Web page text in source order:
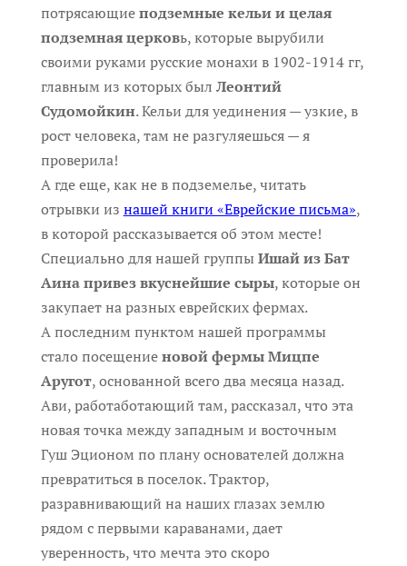
потрясающиеподземные кельи и целая
подземная церковь, которые вырубили
своими руками русские монахи в 1902-1914 гг,
главным из которых был Леонтий
Судомойкин. Кельи для уединения — узкие, в
рост человека, там не разгуляешься — я
проверила!
А где еще, как не в подземелье, читать
отрывки из нашей книги «Еврейские письма»,
в которой рассказывается об этом месте!
Специально для нашей группыИшай из Бат
Аина привез вкуснейшие сыры, которые он
закупает на разных еврейских фермах.
А последним пунктом нашей программы
стало посещениеновой фермы Мицпе
Аругот, основанной всего два месяца назад.
Ави, работаботающий там, рассказал, что эта
новая точка между западным и восточным
Гуш Эционом по плану основателей должна
превратиться в поселок. Трактор,
разравнивающий на наших глазах землю
рядом с первыми караванами, дает
уверенность, что мечта это скоро